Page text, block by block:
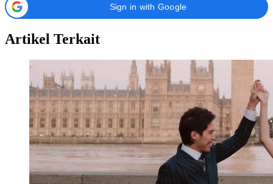
Sign in with Google
Artikel Terkait